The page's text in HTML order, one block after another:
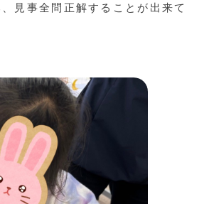
見事全問正解することが出来て